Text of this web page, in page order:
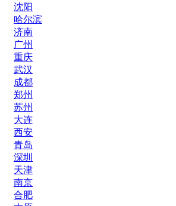
沈阳
哈尔滨
济南
广州
重庆
武汉
成都
郑州
苏州
大连
西安
青岛
深圳
天津
南京
合肥